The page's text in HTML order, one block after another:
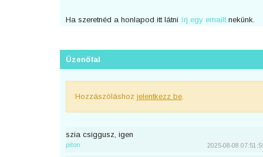
Ha szeretnéd a honlapod itt látni írj egy emailtnekünk.
Üzenőfal
Hozzászóláshoz jelentkezz be
szia csiggusz, igen
piton 2025-08-08